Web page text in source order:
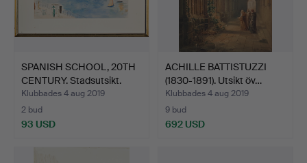
SPANISH SCHOOL, 20TH
CENTURY. Stadsutsikt.
Klubbades 4 aug 2019
2 bud
93 USD
ACHILLE BATTISTUZZI
(1830-1891). Utsikt öv…
Klubbades 4 aug 2019
9 bud
692 USD